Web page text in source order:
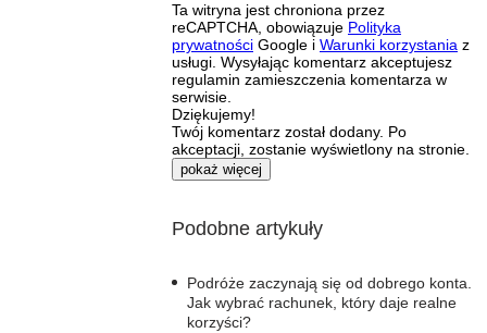
Ta witryna jest chroniona przez
reCAPTCHA, obowiązuje Polityka
prywatności Google i Warunki korzystania z
usługi. Wysyłając komentarz akceptujesz
regulamin zamieszczenia komentarza w
serwisie.
Dziękujemy!
Twój komentarz został dodany. Po
akceptacji, zostanie wyświetlony na stronie.
pokaż więcej
Podobne artykuły
Podróże zaczynają się od dobrego konta.
Jak wybrać rachunek, który daje realne
korzyści?